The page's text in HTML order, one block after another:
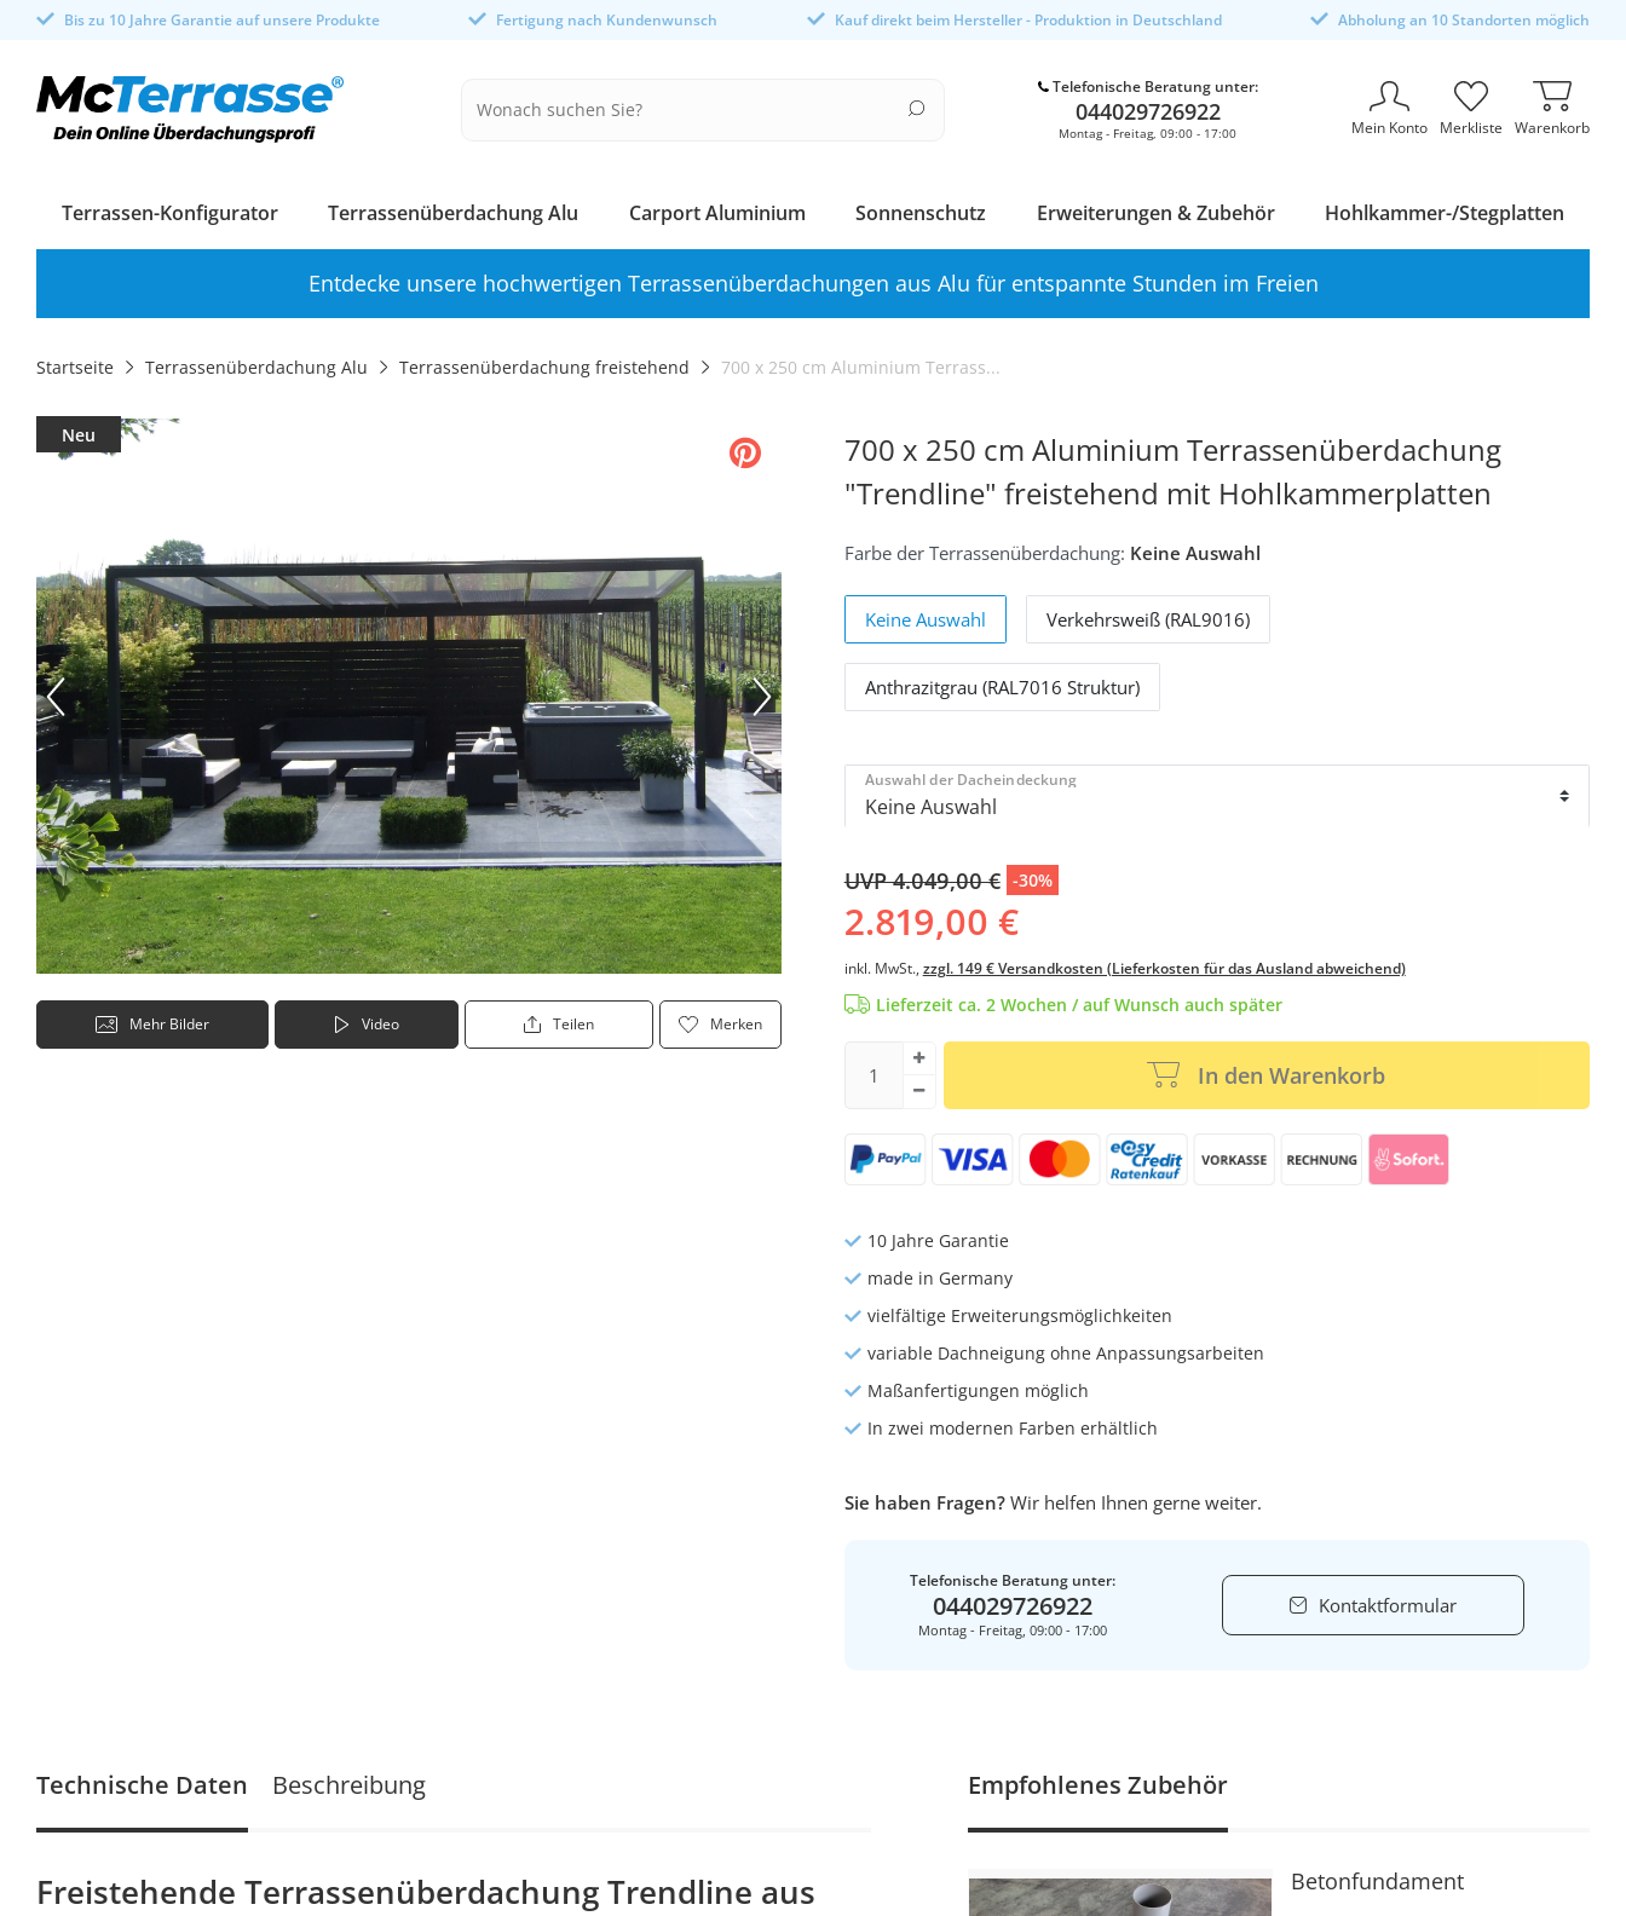
Bis zu 10 Jahre Garantie auf unsere Produkte Fertigung nach Kundenwunsch Kauf direkt beim Hersteller - Produktion in Deutschland Abholung an 10 Standorten möglich
Telefonische Beratung unter:
044029726922
Montag - Freitag, 09:00 - 17:00 Mein Konto Merkliste Warenkorb
Terrassen-Konfigurator Terrassenüberdachung Alu Carport Aluminium Sonnenschutz Erweiterungen & Zubehör Hohlkammer-/Stegplatten
Entdecke unsere hochwertigen Terrassenüberdachungen aus Alu für entspannte Stunden im Freien
Startseite Terrassenüberdachung Alu Terrassenüberdachung freistehend 700 x 250 cm Aluminium Terrass...
Neu
Mehr Bilder Video Teilen Merken
700 x 250 cm Aluminium Terrassenüberdachung
"Trendline" freistehend mit Hohlkammerplatten
Farbe der Terrassenüberdachung: Keine Auswahl
Keine Auswahl Verkehrsweiß (RAL9016)
Anthrazitgrau (RAL7016 Struktur)
Auswahl der Dacheindeckung
UVP 4.049,00 € -30%
2.819,00 €
inkl. MwSt., zzgl. 149 € Versandkosten (Lieferkosten für das Ausland abweichend)
Lieferzeit ca. 2 Wochen / auf Wunsch auch später
In den Warenkorb
10 Jahre Garantie
made in Germany
vielfältige Erweiterungsmöglichkeiten
variable Dachneigung ohne Anpassungsarbeiten
Maßanfertigungen möglich
In zwei modernen Farben erhältlich
Sie haben Fragen?Wir helfen Ihnen gerne weiter.
Kontaktformular
Telefonische Beratung unter:
044029726922
Montag - Freitag, 09:00 - 17:00
Empfohlenes Zubehör
Betonfundament
Technische Daten
Freistehende Terrassenüberdachung Trendline aus
Beschreibung